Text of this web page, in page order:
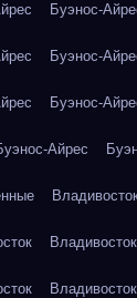
Буэнос-
Буэнос-
Буэнос-
Айрес
Владивосток
Владивосток